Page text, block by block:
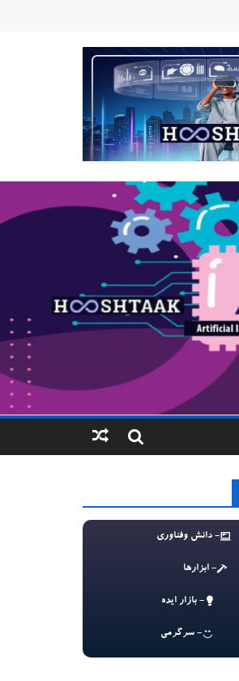
- دانش وفناوری
- ابزارها
- بازار ایده
- سرگرمی